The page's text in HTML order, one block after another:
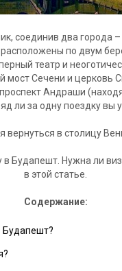
соединив два города
по двум
театр и
мост Сечени и церковь
Андраши
ли за одну поездку вы
вернуться в столицу
в Будапешт. Нужна ли
в этой статье.
Содержание:
Будапешт?